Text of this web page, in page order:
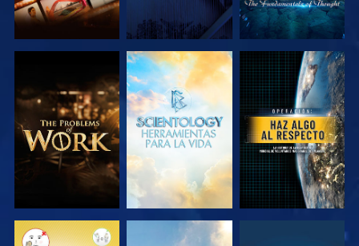
EXPLORA LAS
SERIES
EXPLORA LAS
SERIES
VE